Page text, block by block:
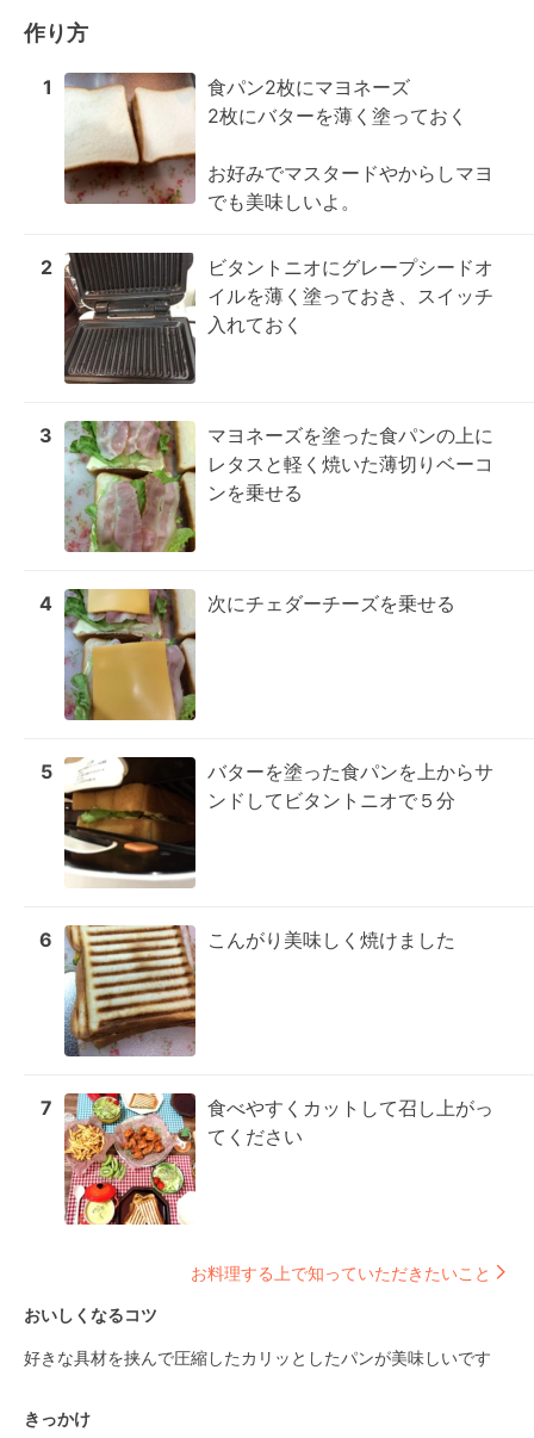
作り方
1
食パン2枚にマヨネーズ
2枚にバターを薄く塗っておく
お好みでマスタードやからしマヨ
でも美味しいよ。
2
ビタントニオにグレープシードオ
イルを薄く塗っておき、スイッチ
入れておく
3
マヨネーズを塗った食パンの上に
レタスと軽く焼いた薄切りベーコ
ンを乗せる
4 次にチェダーチーズを乗せる
5
バターを塗った食パンを上からサ
ンドしてビタントニオで５分
6 こんがり美味しく焼けました
7
食べやすくカットして召し上がっ
てください
お料理する上で知っていただきたいこと
おいしくなるコツ
好きな具材を挟んで圧縮したカリッとしたパンが美味しいです
きっかけ